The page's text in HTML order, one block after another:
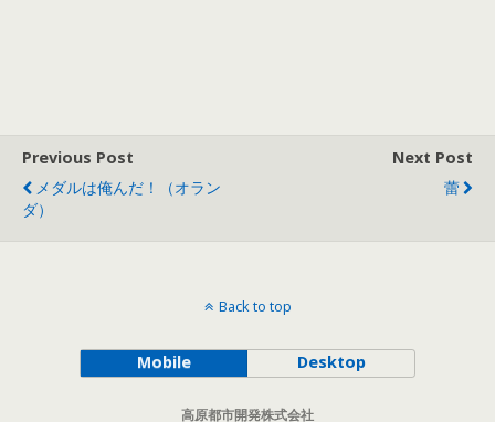
Previous Post
メダルは俺んだ！（オラン
ダ）
Next Post
蕾
Back to top
Mobile Desktop
高原都市開発株式会社